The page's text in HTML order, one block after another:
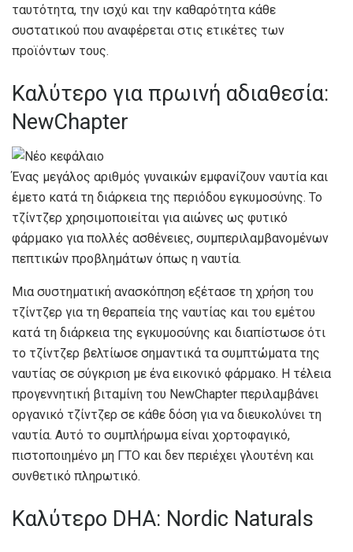
ταυτότητα, την ισχύ και την καθαρότητα κάθε
συστατικού που αναφέρεται στις ετικέτες των
προϊόντων τους.
Καλύτερο για πρωινή αδιαθεσία:
NewChapter
Ένας μεγάλος αριθμός γυναικών εμφανίζουν ναυτία και
έμετο κατά τη διάρκεια της περιόδου εγκυμοσύνης. Το
τζίντζερ χρησιμοποιείται για αιώνες ως φυτικό
φάρμακο για πολλές ασθένειες, συμπεριλαμβανομένων
πεπτικών προβλημάτων όπως η ναυτία.
Μια συστηματική ανασκόπηση εξέτασε τη χρήση του
τζίντζερ για τη θεραπεία της ναυτίας και του εμέτου
κατά τη διάρκεια της εγκυμοσύνης και διαπίστωσε ότι
το τζίντζερ βελτίωσε σημαντικά τα συμπτώματα της
ναυτίας σε σύγκριση με ένα εικονικό φάρμακο. Η τέλεια
προγεννητική βιταμίνη του NewChapter περιλαμβάνει
οργανικό τζίντζερ σε κάθε δόση για να διευκολύνει τη
ναυτία. Αυτό το συμπλήρωμα είναι χορτοφαγικό,
πιστοποιημένο μη ΓΤΟ και δεν περιέχει γλουτένη και
συνθετικό πληρωτικό.
Καλύτερο DHA: Nordic Naturals